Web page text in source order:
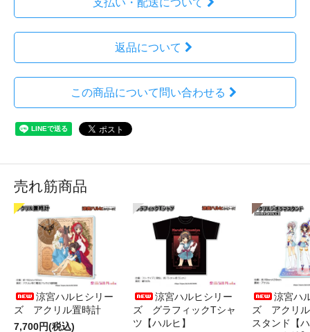
支払い・配送について
返品について
この商品について問い合わせる
売れ筋商品
涼宮ハルヒシリー
ズ アクリル置時計
7,700円(税込)
涼宮ハルヒシリー
ズ グラフィックTシャ
ツ【ハルヒ】
涼宮ハ
ズ アクリル
スタンド【